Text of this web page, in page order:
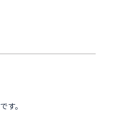
です。